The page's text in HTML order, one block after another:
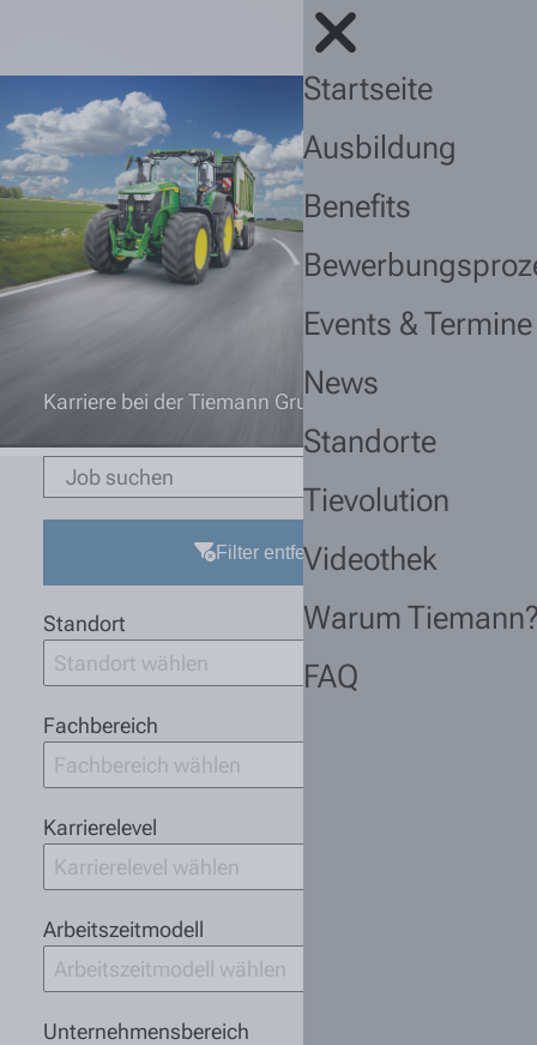
Startseite
Ausbildung
Benefits
Events & Termine
News
Standorte
Tievolution
Videothek
Warum
FAQ
Karriere bei der Tiemann Gruppe
Filter entfernen
Standort
Standort wählen
Fachbereich
Fachbereich wählen
Karrierelevel
Karrierelevel wählen
Arbeitszeitmodell
Arbeitszeitmodell wählen
Unternehmensbereich